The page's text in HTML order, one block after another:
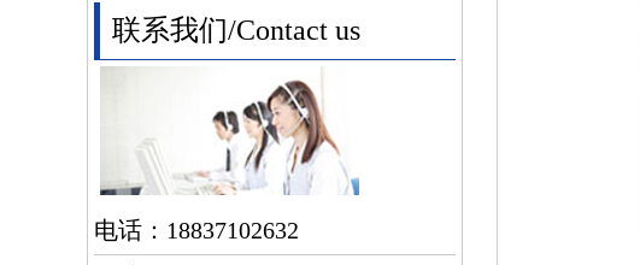
联系我们/Contact us
电话：18837102632